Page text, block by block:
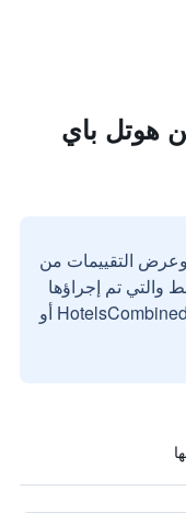
هوتل باي
التقييمات من
والتي تم إجراؤها
بواسطة مستخدمين حقيقيين مع HotelsCombined أو